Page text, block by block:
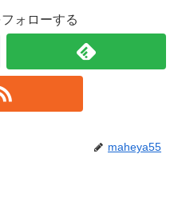
ォローする
maheya55